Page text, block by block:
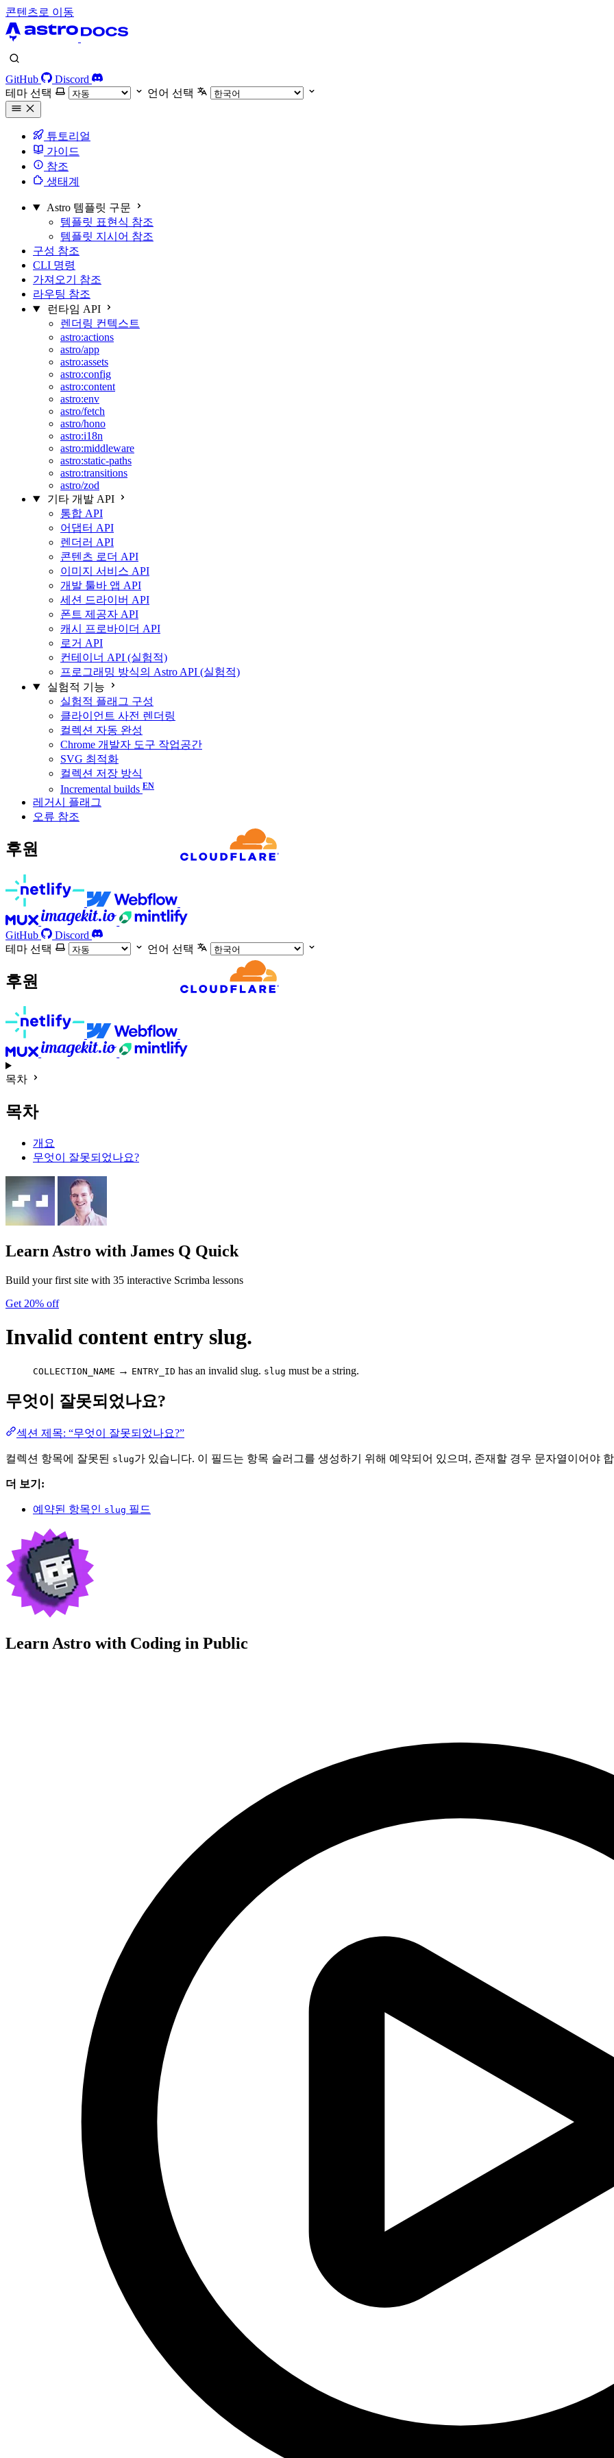
콘텐츠로 이동
GitHub
Discord
테마 선택
언어 선택
튜토리얼
가이드
참조
생태계
Astro 템플릿 구문
템플릿 표현식 참조
템플릿 지시어 참조
구성 참조
CLI 명령
가져오기 참조
라우팅 참조
런타임 API
렌더링 컨텍스트
astro:actions
astro/app
astro:assets
astro:config
astro:content
astro:env
astro/fetch
astro/hono
astro:i18n
astro:middleware
astro:static-paths
astro:transitions
astro/zod
기타 개발 API
통합 API
어댑터 API
렌더러 API
콘텐츠 로더 API
이미지 서비스 API
개발 툴바 앱 API
세션 드라이버 API
폰트 제공자 API
캐시 프로바이더 API
로거 API
컨테이너 API (실험적)
프로그래밍 방식의 Astro API (실험적)
실험적 기능
실험적 플래그 구성
클라이언트 사전 렌더링
컬렉션 자동 완성
Chrome 개발자 도구 작업공간
SVG 최적화
컬렉션 저장 방식
Incremental builds
레거시 플래그
오류 참조
후원
GitHub
Discord
테마 선택
언어 선택
후원
목차
목차
개요
무엇이 잘못되었나요?
Learn Astro with James Q Quick
Build your first site with 35 interactive Scrimba lessons
Get 20% off
Invalid content entry slug.
COLLECTION_NAME → ENTRY_ID has an invalid slug. slug must be a string.
무엇이 잘못되었나요?
섹션 제목: “무엇이 잘못되었나요?”
컬렉션 항목에 잘못된 slug가 있습니다. 이 필드는 항목 슬러그를 생성하기 위해 예약되어 있으며, 존재할 경우 문자열이어야
더 보기:
예약된 항목인 slug 필드
Learn Astro with Coding in Public